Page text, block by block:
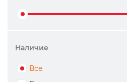
Наличие
Все